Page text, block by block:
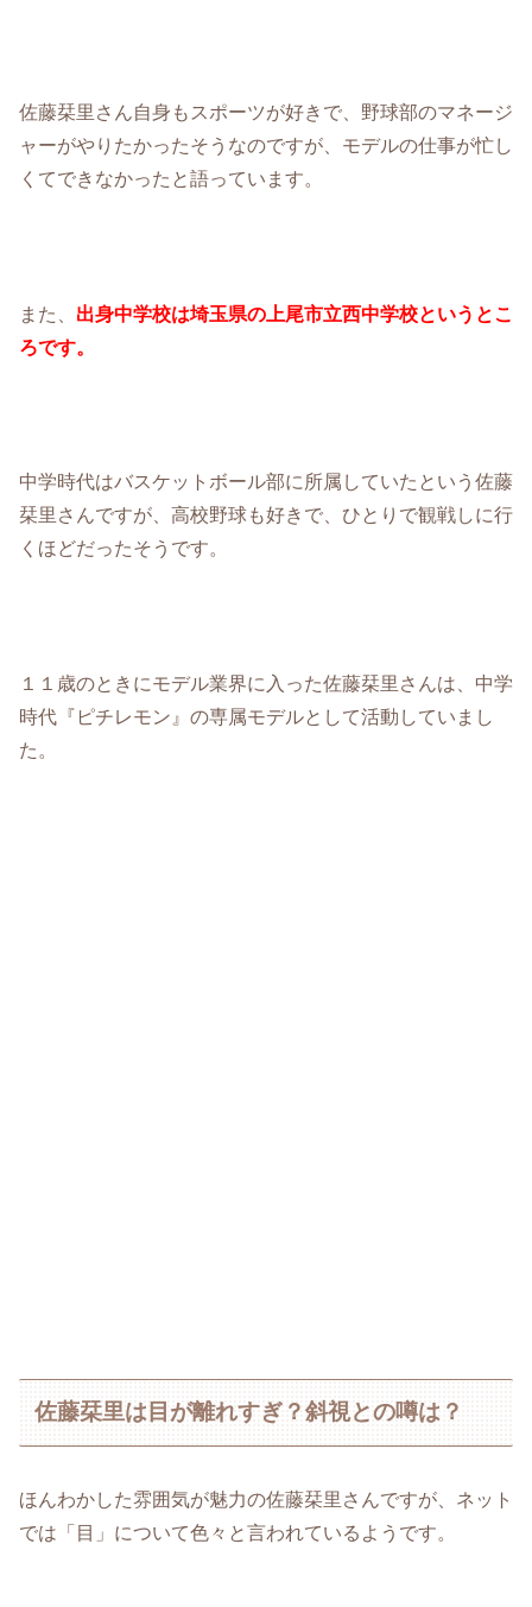
佐藤栞里さん自身もスポーツが好きで、野球部のマネージ
ャーがやりたかったそうなのですが、モデルの仕事が忙し
くてできなかったと語っています。
また、 出身中学校は埼玉県の上尾市立西中学校というとこ
ろです。
中学時代はバスケットボール部に所属していたという佐藤
栞里さんですが、高校野球も好きで、ひとりで観戦しに行
くほどだったそうです。
１１歳のときにモデル業界に入った佐藤栞里さんは、中学
時代『ピチレモン』の専属モデルとして活動していまし
た。
佐藤栞里は目が離れすぎ？斜視との噂は？
ほんわかした雰囲気が魅力の佐藤栞里さんですが、ネット
では「目」について色々と言われているようです。